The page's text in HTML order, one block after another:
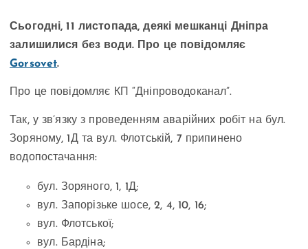
Сьогодні, 11 листопада, деякі мешканці Дніпра
залишилися без води. Про це повідомляє
Gorsovet.
Про це повідомляє КП “Дніпроводоканал”.
Так, у зв’язку з проведенням аварійних робіт на бул.
Зоряному, 1Д та вул. Флотській, 7 припинено
водопостачання:
бул. Зоряного, 1, 1Д;
вул. Запорізьке шосе, 2, 4, 10, 16;
вул. Флотської;
вул. Бардіна;